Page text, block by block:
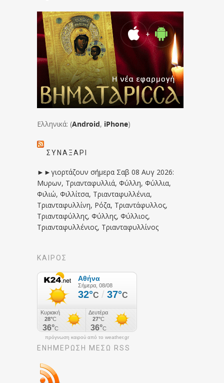
Ελληνικά: (Android, iPhone)
ΣΥΝΑΞΆΡΙ
►►γιορτάζουν σήμερα Σαβ 08 Αυγ 2026:
Μυρων, Τριανταφυλλιά, Φύλλη, Φύλλια,
Φιλιώ, Φιλλίτσα, Τριανταφυλλένια,
Τριανταφυλλίνη, Ρόζα, Τριαντάφυλλος,
Τριανταφύλλης, Φύλλης, Φύλλιος,
Τριανταφυλλένιος, Τριανταφυλλίνος
ΚΑΙΡΟΣ
πρόγνωση καιρού από το weather.gr
ΕΝΗΜΈΡΩΣΉ ΜΕΣΩ RSS